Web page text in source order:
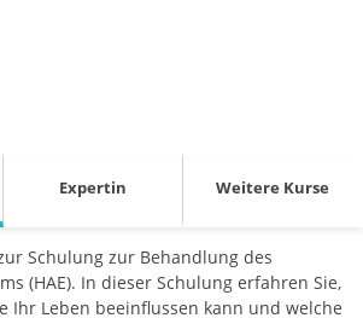
Expertin Weitere Kurse
Schulung zur Behandlung des
(HAE). In dieser Schulung erfahren Sie,
Ihr Leben beeinflussen kann und welche